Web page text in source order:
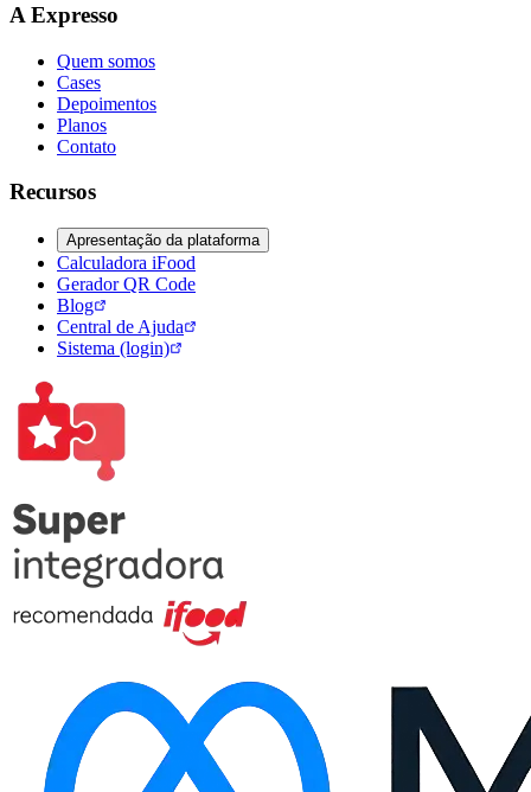
A Expresso
Quem somos
Cases
Depoimentos
Planos
Contato
Recursos
Apresentação da plataforma
Calculadora iFood
Gerador QR Code
Blog
Central de Ajuda
Sistema (login)